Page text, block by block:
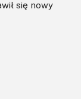
się nowy